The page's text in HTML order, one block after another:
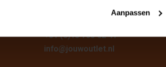
Aanpassen
binnen enkele uren antwoord.
+31 (0)13 785 62 41
info@jouwoutlet.nl